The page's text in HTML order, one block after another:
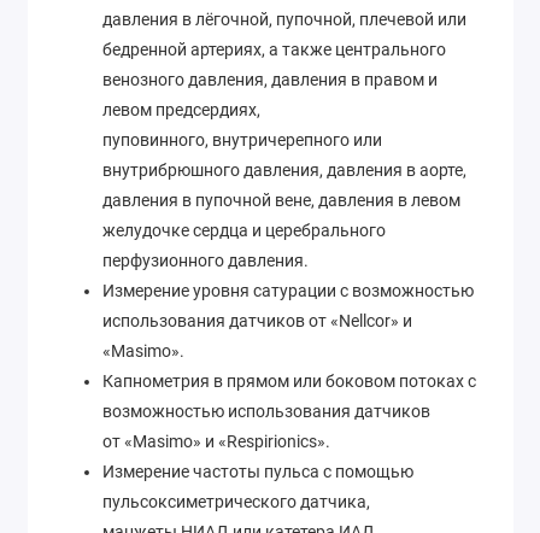
давления в лёгочной, пупочной, плечевой или
бедренной артериях, а также центрального
венозного давления, давления в правом и
левом предсердиях,
пуповинного, внутричерепного или
внутрибрюшного давления, давления в аорте,
давления в пупочной вене, давления в левом
желудочке сердца и церебрального
перфузионного давления.
Измерение уровня сатурации с возможностью
использования датчиков от «Nellcor» и
«Masimo».
Капнометрия в прямом или боковом потоках с
возможностью использования датчиков
от «Masimo» и «Respirionics».
Измерение частоты пульса с помощью
пульсоксиметрического датчика,